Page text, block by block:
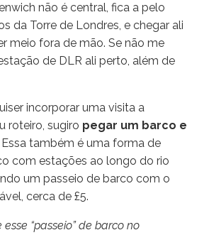
não é central, fica a pelo
da Torre de Londres, e chegar ali
meio fora de mão. Se não me
de DLR ali perto, além de
incorporar uma visita a
roteiro, sugiro pegar um barco e
Essa também é uma forma de
com estações ao longo do rio
um passeio de barco com o
cerca de £5.
esse “passeio” de barco no